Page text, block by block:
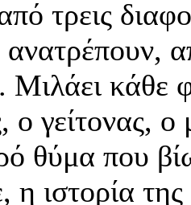
τρεις
ανατρέπουν,
Μιλάει κάθε
ο γείτονας,
θύμα που
η ιστορία